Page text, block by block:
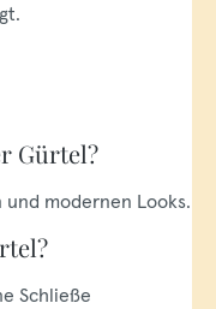
Gürtel?
und modernen Looks.
Schließe